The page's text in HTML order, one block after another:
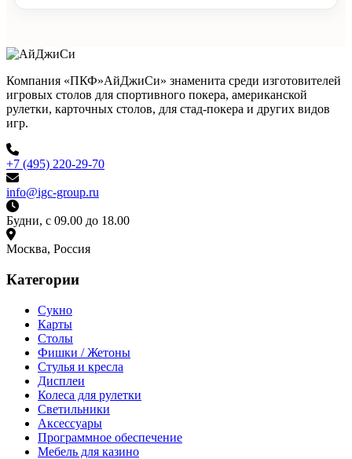
Компания «ПКФ»АйДжиСи» знаменита среди изготовителей
игровых столов для спортивного покера, американской
рулетки, карточных столов, для стад-покера и других видов
игр.
+7 (495) 220-29-70
info@igc-group.ru
Будни, с 09.00 до 18.00
Москва, Россия
Категории
Сукно
Карты
Столы
Фишки / Жетоны
Стулья и кресла
Дисплеи
Колеса для рулетки
Светильники
Аксессуары
Программное обеспечение
Мебель для казино